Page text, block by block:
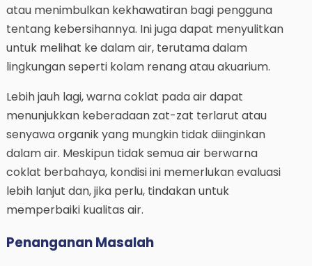
atau menimbulkan kekhawatiran bagi pengguna
tentang kebersihannya. Ini juga dapat menyulitkan
untuk melihat ke dalam air, terutama dalam
lingkungan seperti kolam renang atau akuarium.
Lebih jauh lagi, warna coklat pada air dapat
menunjukkan keberadaan zat-zat terlarut atau
senyawa organik yang mungkin tidak diinginkan
dalam air. Meskipun tidak semua air berwarna
coklat berbahaya, kondisi ini memerlukan evaluasi
lebih lanjut dan, jika perlu, tindakan untuk
memperbaiki kualitas air.
Penanganan Masalah